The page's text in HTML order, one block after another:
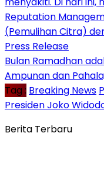
Reputation
(Pemulihan Citra)
Press Release
Bulan Ramadhan
Ampunan dan
Tag : Breaking News
Presiden Joko
Berita Terbaru